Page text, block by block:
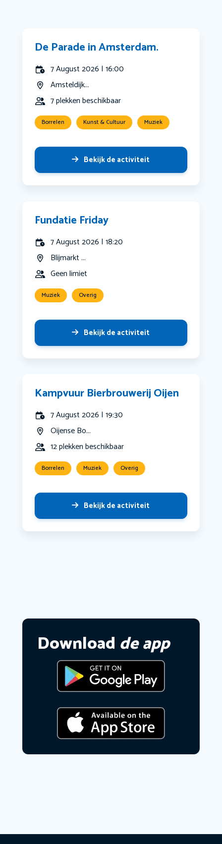
De Parade in Amsterdam.
7 August 2026 | 16:00
Amsteldijk...
7 plekken beschikbaar
Borrelen Kunst & Cultuur Muziek
Bekijk de activiteit
Fundatie Friday
7 August 2026 | 18:20
Blijmarkt ...
Geen limiet
Muziek Overig
Bekijk de activiteit
Kampvuur Bierbrouwerij Oijen
7 August 2026 | 19:30
Oijense Bo...
12 plekken beschikbaar
Borrelen Muziek Overig
Bekijk de activiteit
Download de app